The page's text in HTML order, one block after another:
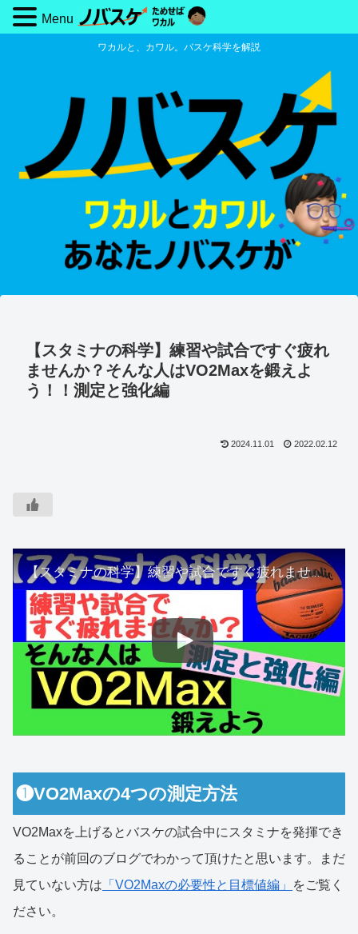
ワカルと、カワル。バスケ科学を解説
【スタミナの科学】練習や試合ですぐ疲れ
ませんか？そんな人はVO2Maxを鍛えよ
う！！測定と強化編
2024.11.01 2022.02.12
【スタミナの科学】練習や試合ですぐ疲れませんか？そんな人はVO2Maxを鍛えよう！！測定と強化編
❶VO2Maxの4つの測定方法
VO2Maxを上げるとバスケの試合中にスタミナを発揮でき
ることが前回のブログでわかって頂けたと思います。まだ
見ていない方は 「VO2Maxの必要性と目標値編」
をご覧く
ださい。
Menu